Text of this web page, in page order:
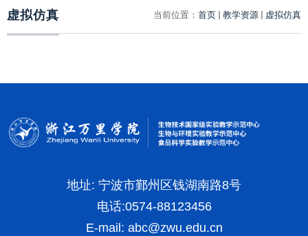
当前位置： 首页 教学资源 虚拟仿真
虚拟仿真
地址: 宁波市鄞州区钱湖南路8号
电话:0574-88123456
E-mail: abc@zwu.edu.cn